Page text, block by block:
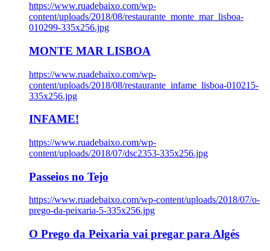
https://www.ruadebaixo.com/wp-
content/uploads/2018/08/restaurante_monte_mar_lisboa-
010299-335x256.jpg
MONTE MAR LISBOA
https://www.ruadebaixo.com/wp-
content/uploads/2018/08/restaurante_infame_lisboa-010215-
335x256.jpg
INFAME!
https://www.ruadebaixo.com/wp-
content/uploads/2018/07/dsc2353-335x256.jpg
Passeios no Tejo
https://www.ruadebaixo.com/wp-content/uploads/2018/07/o-
prego-da-peixaria-5-335x256.jpg
O Prego da Peixaria vai pregar para Algés